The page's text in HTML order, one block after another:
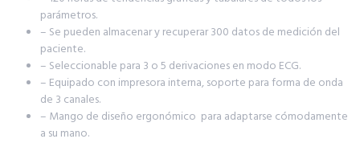
parámetros.
– Se pueden almacenar y recuperar 300 datos de medición del
paciente.
– Seleccionable para 3 o 5 derivaciones en modo ECG.
– Equipado con impresora interna, soporte para forma de onda
de 3 canales.
– Mango de diseño ergonómico para adaptarse cómodamente
a su mano.